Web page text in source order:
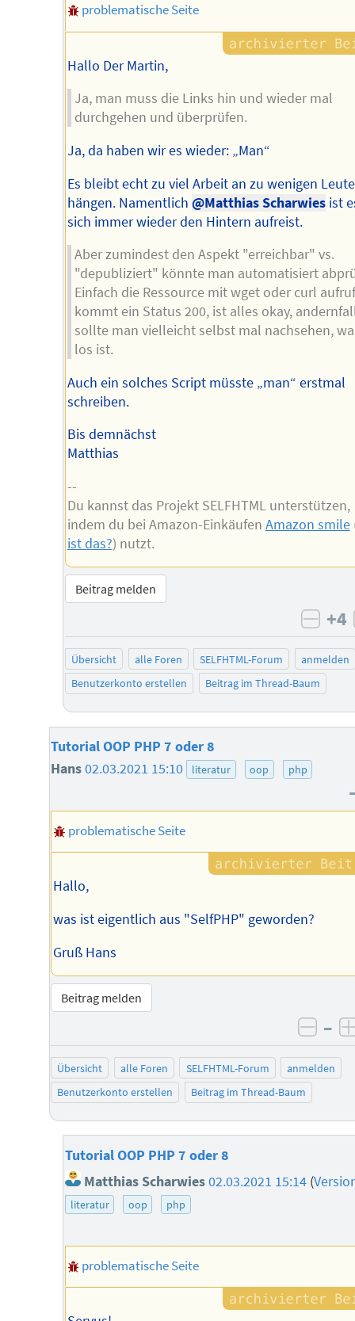
problematische Seite
Hallo Der Martin,
Ja, man muss die Links hin und wieder mal
durchgehen und überprüfen.
Ja, da haben wir es wieder: „Man“
Es bleibt echt zu viel Arbeit an zu wenigen
hängen. Namentlich @Matthias Scharwiesist
sich immer wieder den Hintern aufreist.
Aber zumindest den Aspekt "erreichbar" vs.
"depubliziert" könnte man automatisiert
Einfach die Ressource mit wget oder curl
kommt ein Status 200, ist alles okay,
sollte man vielleicht selbst mal nachsehen,
los ist.
Auch ein solches Script müsste „man“ erstmal
schreiben.
Bis demnächst
Matthias
--
Du kannst das Projekt SELFHTML unterstützen,
indem du bei Amazon-Einkäufen Amazon smile
ist das?) nutzt.
Beitrag melden
+4
Übersicht alle Foren SELFHTML-Forum
anmelden
Benutzerkonto erstellen
Beitrag im Thread-Baum
Tutorial OOP PHP 7 oder 8
Hans02.03.2021 15:10 literatur oop php
problematische Seite
Hallo,
was ist eigentlich aus "SelfPHP" geworden?
Gruß Hans
Beitrag melden
–
Übersicht alle Foren SELFHTML-Forum
anmelden
Benutzerkonto erstellen
Beitrag im Thread-Baum
Tutorial OOP PHP 7 oder 8
Matthias Scharwies02.03.2021 15:14 (
literatur oop php
problematische Seite